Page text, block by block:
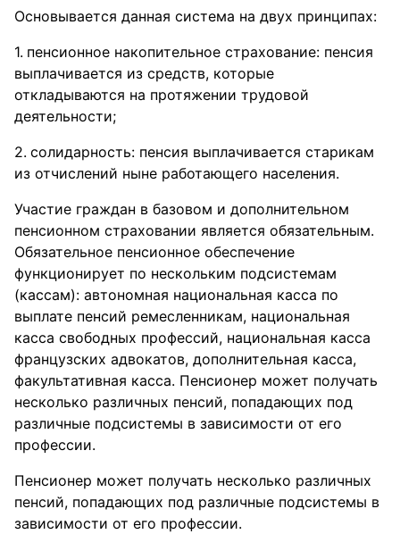
Основывается данная система на двух принципах:
пенсионное накопительное страхование: пенсия
выплачивается из средств, которые
откладываются на протяжении трудовой
деятельности;
солидарность: пенсия выплачивается старикам
из отчислений ныне работающего населения.
Участие граждан в базовом и дополнительном
пенсионном страховании является обязательным.
Обязательное пенсионное обеспечение
функционирует по нескольким подсистемам
(кассам): автономная национальная касса по
выплате пенсий ремесленникам, национальная
касса свободных профессий, национальная касса
французских адвокатов, дополнительная касса,
факультативная касса. Пенсионер может получать
несколько различных пенсий, попадающих под
различные подсистемы в зависимости от его
профессии.
Пенсионер может получать несколько различных
пенсий, попадающих под различные подсистемы в
зависимости от его профессии.